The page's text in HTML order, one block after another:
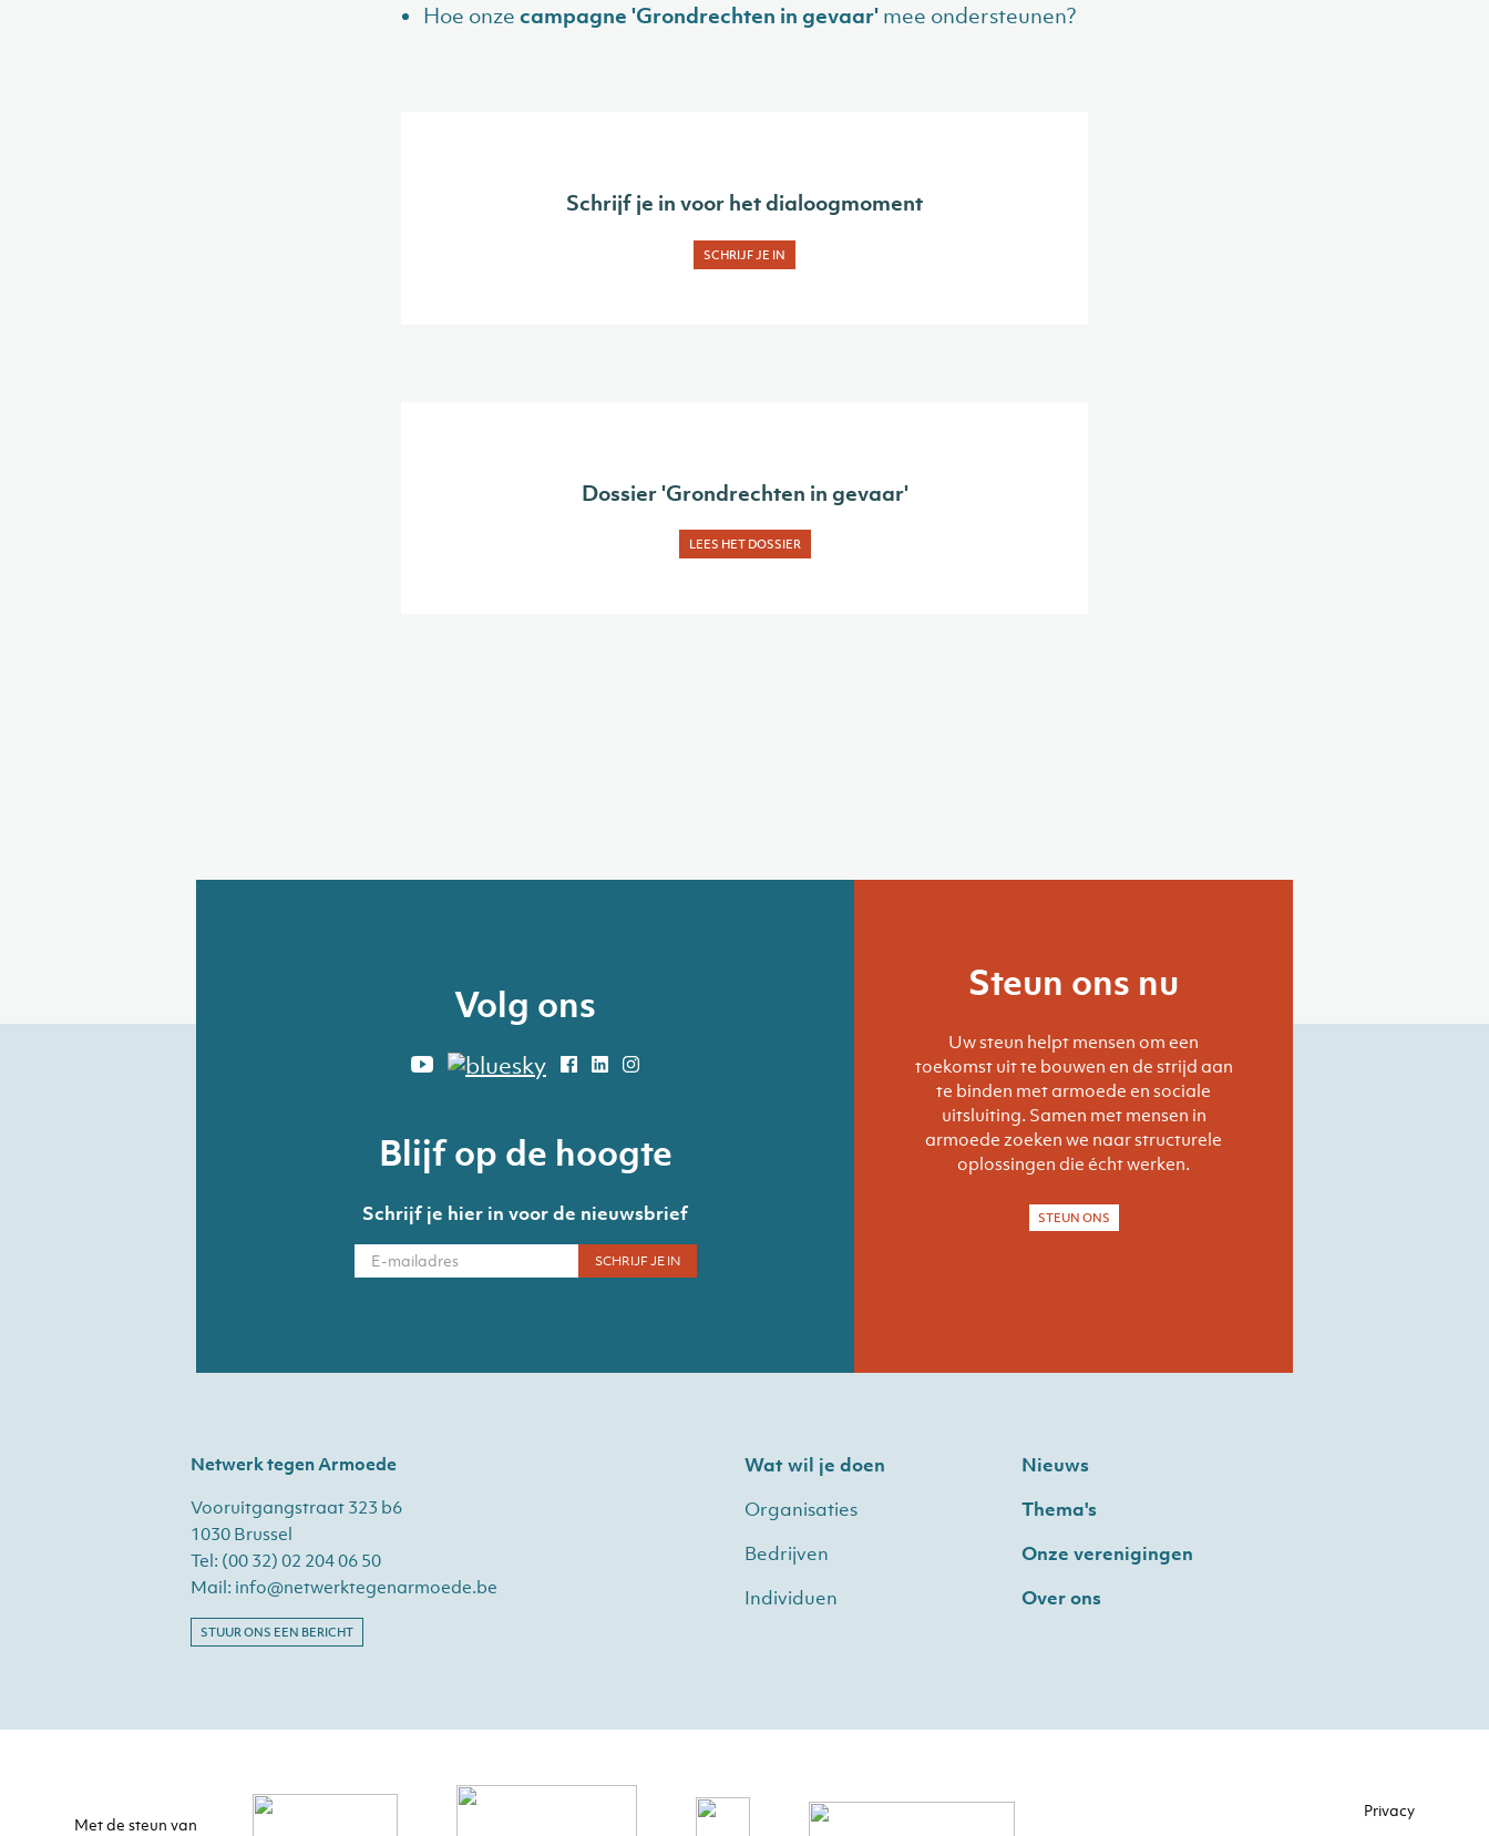
Hoe onze campagne 'Grondrechten in gevaar' mee ondersteunen?
Schrijf je in voor het dialoogmoment
SCHRIJF JE IN
Dossier 'Grondrechten in gevaar'
LEES HET DOSSIER
Volg ons
Blijf op de hoogte
Schrijf je hier in voor de nieuwsbrief
Steun ons nu
Uw steun helpt mensen om een
toekomst uit te bouwen en de strijd aan
te binden met armoede en sociale
uitsluiting. Samen met mensen in
armoede zoeken we naar structurele
oplossingen die écht werken.
STEUN ONS
Netwerk tegen Armoede
Vooruitgangstraat 323 b6
1030 Brussel
Tel: (00 32) 02 204 06 50
Mail: info@netwerktegenarmoede.be
STUUR ONS EEN BERICHT
Wat wil je doen
Organisaties
Bedrijven
Individuen
Nieuws
Thema's
Onze verenigingen
Over ons
Met de steun van
Privacy